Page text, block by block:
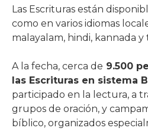
Las Escrituras están
como en varios idiomas
malayalam, hindi, kannada
A la fecha, cerca de 9.500
las Escrituras en sistema
participado en la lectura, a
grupos de oración, y
bíblico, organizados